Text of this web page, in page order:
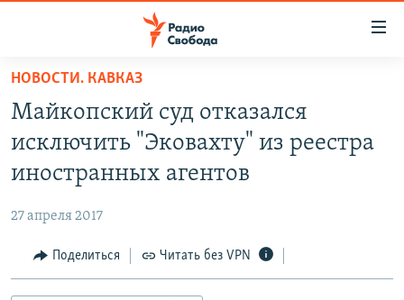
упрощенного
доступа
основному
Вернутся
МНЕНИЯ
КУЛЬТУРА
НОВОСТИ. КАВКАЗ
Майкопский суд отказался
исключить "Эковахту" из реестра
иностранных агентов
27 апреля 2017
Поделиться Читать без VPN